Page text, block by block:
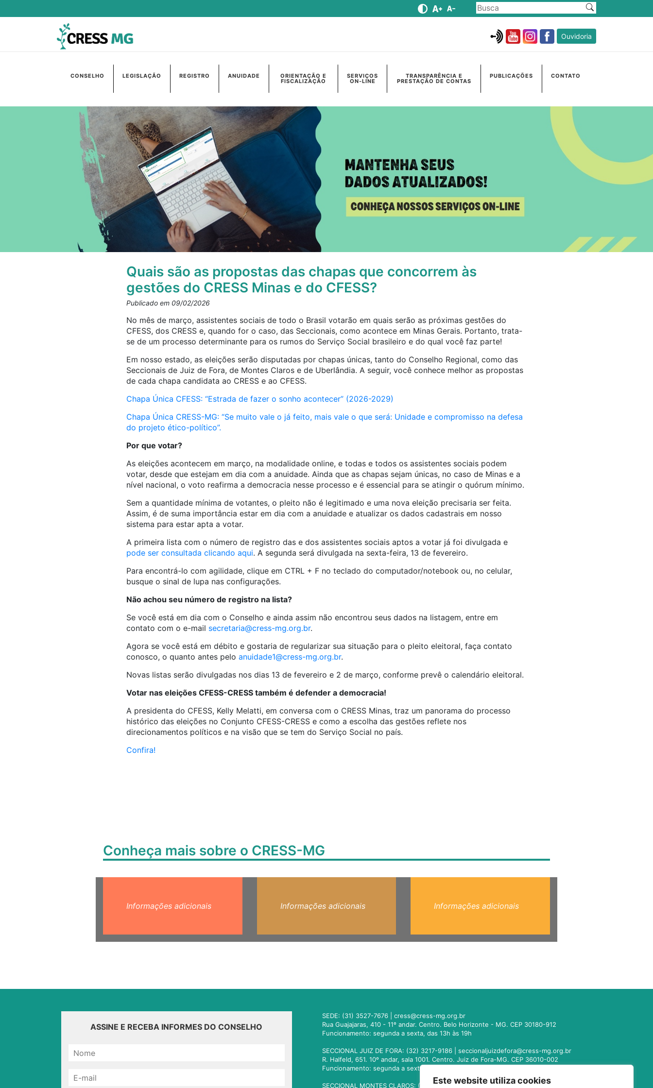
Este website utiliza cookies
Ouvidoria
CONSELHO LEGISLAÇÃO REGISTRO ANUIDADE ORIENTAÇÃO E
FISCALIZAÇÃO
SERVIÇOS
ON-LINE
TRANSPARÊNCIA E
PRESTAÇÃO DE CONTAS
PUBLICAÇÕES CONTATO
Quais são as propostas das chapas que concorrem às
gestões do CRESS Minas e do CFESS?
Publicado em 09/02/2026
No mês de março, assistentes sociais de todo o Brasil votarão em quais serão as próximas gestões do
CFESS, dos CRESS e, quando for o caso, das Seccionais, como acontece em Minas Gerais. Portanto, trata-
se de um processo determinante para os rumos do Serviço Social brasileiro e do qual você faz parte!
Em nosso estado, as eleições serão disputadas por chapas únicas, tanto do Conselho Regional, como das
Seccionais de Juiz de Fora, de Montes Claros e de Uberlândia. A seguir, você conhece melhor as propostas
de cada chapa candidata ao CRESS e ao CFESS.
Chapa Única CFESS: “Estrada de fazer o sonho acontecer” (2026-2029)
Chapa Única CRESS-MG: “Se muito vale o já feito, mais vale o que será: Unidade e compromisso na defesa
do projeto ético-político”.
Por que votar?
As eleições acontecem em março, na modalidade online, e todas e todos os assistentes sociais podem
votar, desde que estejam em dia com a anuidade. Ainda que as chapas sejam únicas, no caso de Minas e a
nível nacional, o voto reafirma a democracia nesse processo e é essencial para se atingir o quórum mínimo.
Sem a quantidade mínima de votantes, o pleito não é legitimado e uma nova eleição precisaria ser feita.
Assim, é de suma importância estar em dia com a anuidade e atualizar os dados cadastrais em nosso
sistema para estar apta a votar.
A primeira lista com o número de registro das e dos assistentes sociais aptos a votar já foi divulgada e
pode ser consultada clicando aqui. A segunda será divulgada na sexta-feira, 13 de fevereiro.
Para encontrá-lo com agilidade, clique em CTRL + F no teclado do computador/notebook ou, no celular,
busque o sinal de lupa nas configurações.
Não achou seu número de registro na lista?
Se você está em dia com o Conselho e ainda assim não encontrou seus dados na listagem, entre em
contato com o e-mail secretaria@cress-mg.org.br.
Agora se você está em débito e gostaria de regularizar sua situação para o pleito eleitoral, faça contato
conosco, o quanto antes pelo anuidade1@cress-mg.org.br.
Novas listas serão divulgadas nos dias 13 de fevereiro e 2 de março, conforme prevê o calendário eleitoral.
Votar nas eleições CFESS-CRESS também é defender a democracia!
A presidenta do CFESS, Kelly Melatti, em conversa com o CRESS Minas, traz um panorama do processo
histórico das eleições no Conjunto CFESS-CRESS e como a escolha das gestões reflete nos
direcionamentos políticos e na visão que se tem do Serviço Social no país.
Confira!
Conheça mais sobre o CRESS-MG
Informações adicionais Informações adicionais Informações adicionais
ASSINE E RECEBA INFORMES DO CONSELHO
SEDE: (31) 3527-7676 |cress@cress-mg.org.br
Rua Guajajaras, 410 - 11º andar. Centro. Belo Horizonte - MG. CEP 30180-912
Funcionamento: segunda a sexta, das 13h às 19h
SECCIONAL JUIZ DE FORA: (32) 3217-9186 |seccionaljuizdefora@cress-mg.org.br
R. Halfeld, 651. 10º andar, sala 1001. Centro. Juiz de Fora-MG. CEP 36010-002
Funcionamento: segunda a sexta, das 13h às 19h
SECCIONAL MONTES CLAROS: (38) 3221-9358 |seccionalmontesclaros@cress-